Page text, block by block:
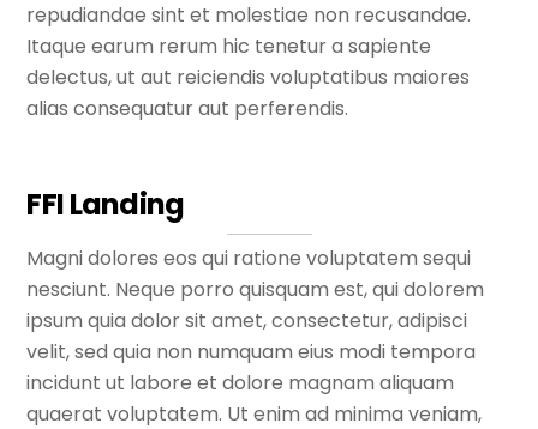
repudiandae sint et molestiae non recusandae.
Itaque earum rerum hic tenetur a sapiente
delectus, ut aut reiciendis voluptatibus maiores
alias consequatur aut perferendis.
FFI Landing
Magni dolores eos qui ratione voluptatem sequi
nesciunt. Neque porro quisquam est, qui dolorem
ipsum quia dolor sit amet, consectetur, adipisci
velit, sed quia non numquam eius modi tempora
incidunt ut labore et dolore magnam aliquam
quaerat voluptatem. Ut enim ad minima veniam,